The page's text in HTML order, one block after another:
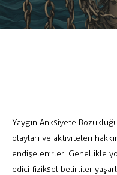
Yaygın Anksiyete
olayları ve aktiviteleri
endişelenirler. Genellikle
edici fiziksel belirtiler